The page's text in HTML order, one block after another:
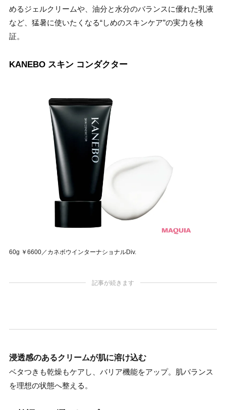
めるジェルクリームや、油分と水分のバランスに優れた乳液
など、猛暑に使いたくなる“しめのスキンケア”の実力を検
証。
KANEBO スキン コンダクター
60g ￥6600／カネボウインターナショナルDiv.
記事が続きます
浸透感のあるクリームが肌に溶け込む
ベタつきも乾燥もケアし、バリア機能をアップ。肌バランス
を理想の状態へ整える。